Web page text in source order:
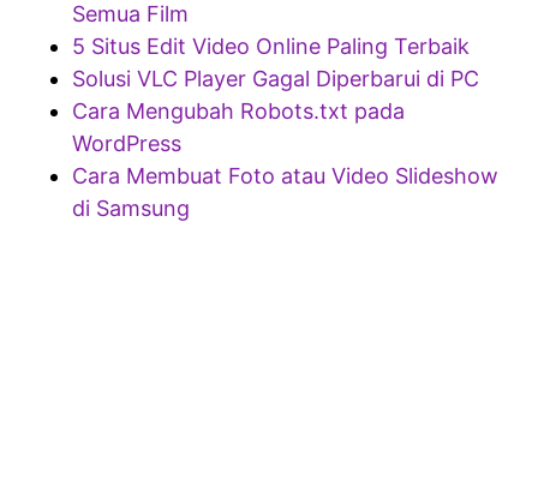
Semua Film
5 Situs Edit Video Online Paling Terbaik
Solusi VLC Player Gagal Diperbarui di PC
Cara Mengubah Robots.txt pada
WordPress
Cara Membuat Foto atau Video Slideshow
di Samsung